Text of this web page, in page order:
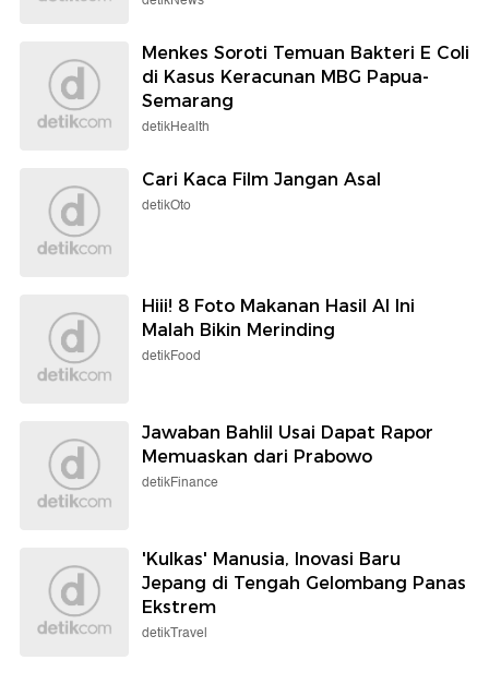
Menkes Soroti Temuan Bakteri E Coli
di Kasus Keracunan MBG Papua-
Semarang
detikHealth
Cari Kaca Film Jangan Asal
detikOto
Hiii! 8 Foto Makanan Hasil AI Ini
Malah Bikin Merinding
detikFood
Jawaban Bahlil Usai Dapat Rapor
Memuaskan dari Prabowo
detikFinance
'Kulkas' Manusia, Inovasi Baru
Jepang di Tengah Gelombang Panas
Ekstrem
detikTravel